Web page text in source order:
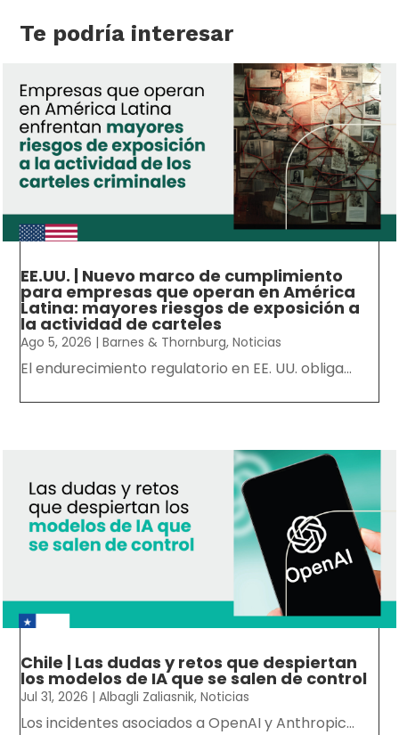
Te podría interesar
EE.UU. | Nuevo marco de cumplimiento
para empresas que operan en América
Latina: mayores riesgos de exposición a
la actividad de carteles
Ago 5, 2026 |Barnes & Thornburg,Noticias
El endurecimiento regulatorio en EE. UU. obliga...
Chile | Las dudas y retos que despiertan
los modelos de IA que se salen de control
Jul 31, 2026 |Albagli Zaliasnik,Noticias
Los incidentes asociados a OpenAI y Anthropic...